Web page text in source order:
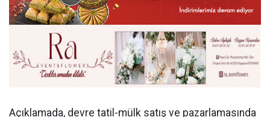
Açıklamada, devre tatil-mülk satış ve pazarlamasında